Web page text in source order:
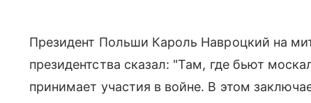
Президент Польши Кароль Навроцкий на
президентства сказал: "Там, где бьют
принимает участия в войне. В этом